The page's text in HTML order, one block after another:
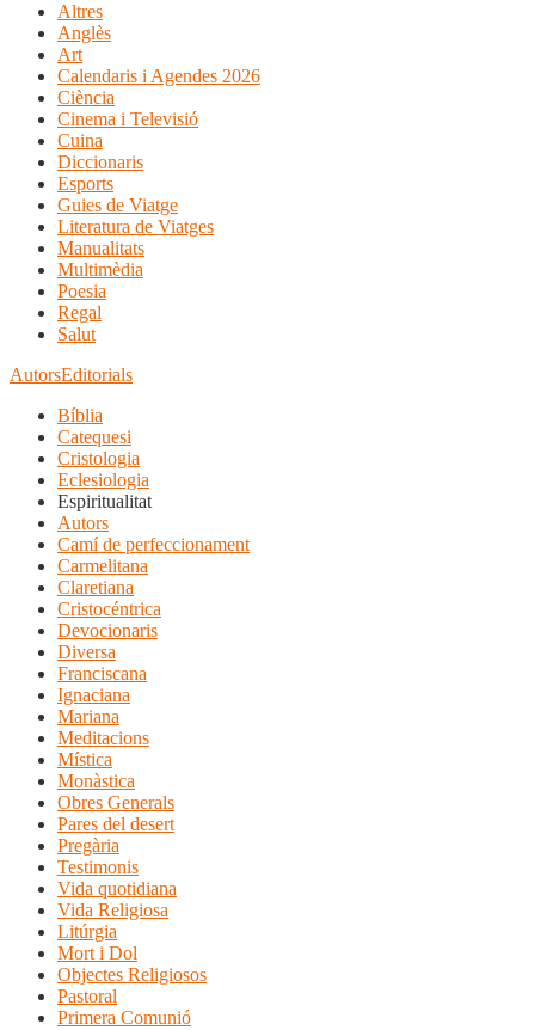
Altres
Anglès
Art
Calendaris i Agendes 2026
Ciència
Cinema i Televisió
Cuina
Diccionaris
Esports
Guies de Viatge
Literatura de Viatges
Manualitats
Multimèdia
Poesia
Regal
Salut
AutorsEditorials
Bíblia
Catequesi
Cristologia
Eclesiologia
Espiritualitat
Autors
Camí de perfeccionament
Carmelitana
Claretiana
Cristocéntrica
Devocionaris
Diversa
Franciscana
Ignaciana
Mariana
Meditacions
Mística
Monàstica
Obres Generals
Pares del desert
Pregària
Testimonis
Vida quotidiana
Vida Religiosa
Litúrgia
Mort i Dol
Objectes Religiosos
Pastoral
Primera Comunió